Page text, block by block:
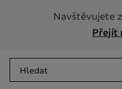
Navštěvujete z
Přejít